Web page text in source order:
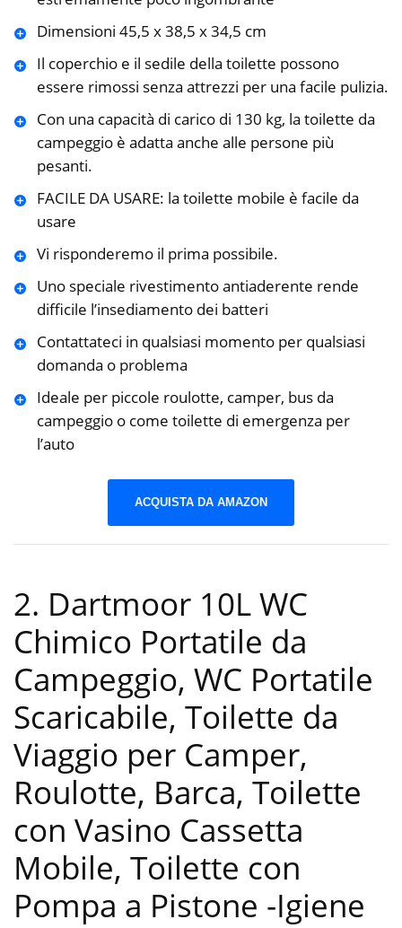
Dimensioni 45,5 x 38,5 x 34,5 cm
Il coperchio e il sedile della toilette possono
essere rimossi senza attrezzi per una facile pulizia.
Con una capacità di carico di 130 kg, la toilette da
campeggio è adatta anche alle persone più
pesanti.
FACILE DA USARE: la toilette mobile è facile da
usare
Vi risponderemo il prima possibile.
Uno speciale rivestimento antiaderente rende
difficile l’insediamento dei batteri
Contattateci in qualsiasi momento per qualsiasi
domanda o problema
Ideale per piccole roulotte, camper, bus da
campeggio o come toilette di emergenza per
l’auto
ACQUISTA DA AMAZON
2. Dartmoor 10L WC
Chimico Portatile da
Campeggio, WC Portatile
Scaricabile, Toilette da
Viaggio per Camper,
Roulotte, Barca, Toilette
con Vasino Cassetta
Mobile, Toilette con
Pompa a Pistone -Igiene